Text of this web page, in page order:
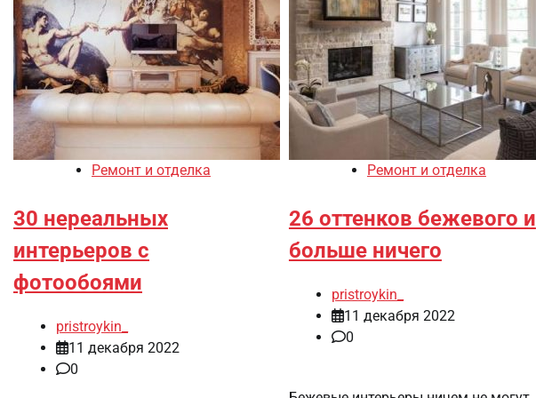
Ремонт и отделка
30 нереальных
интерьеров с
фотообоями
pristroykin_
11 декабря 2022
0
Ремонт и отделка
26 оттенков бежевого и
больше ничего
pristroykin_
11 декабря 2022
0